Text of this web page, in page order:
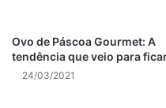
Ovo de Páscoa Gourmet: A
tendência que veio para
24/03/2021